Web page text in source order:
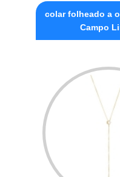
colar folheado a
Campo